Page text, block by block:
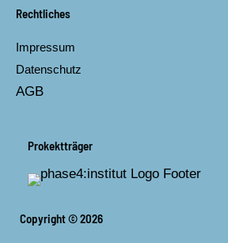
Rechtliches
Impressum
Datenschutz
AGB
Prokektträger
Copyright © 2026